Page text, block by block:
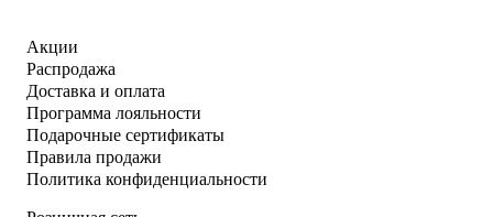
Акции
Распродажа
Доставка и оплата
Программа лояльности
Подарочные сертификаты
Правила продажи
Политика конфиденциальности